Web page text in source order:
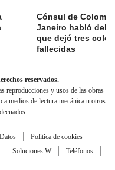
Cónsul de
Janeiro habló del
que dejó tres
fallecidas
reservados.
reproducciones y usos de las obras
a medios de lectura mecánica u otros
Política de cookies
Soluciones W
Teléfonos